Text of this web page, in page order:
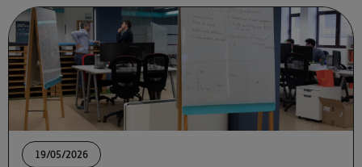
19/05/2026